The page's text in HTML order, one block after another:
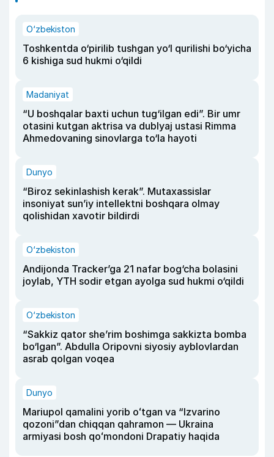
O‘zbekiston
Toshkentda o‘pirilib tushgan yo‘l qurilishi bo‘yicha
6 kishiga sud hukmi o‘qildi
Madaniyat
“U boshqalar baxti uchun tug‘ilgan edi”. Bir umr
otasini kutgan aktrisa va dublyaj ustasi Rimma
Ahmedovaning sinovlarga to‘la hayoti
Dunyo
“Biroz sekinlashish kerak”. Mutaxassislar
insoniyat sun’iy intellektni boshqara olmay
qolishidan xavotir bildirdi
O‘zbekiston
Andijonda Tracker’ga 21 nafar bog‘cha bolasini
joylab, YTH sodir etgan ayolga sud hukmi o‘qildi
O‘zbekiston
“Sakkiz qator she’rim boshimga sakkizta bomba
bo‘lgan”. Abdulla Oripovni siyosiy ayblovlardan
asrab qolgan voqea
Dunyo
Mariupol qamalini yorib oʻtgan va “Izvarino
qozoni”dan chiqqan qahramon — Ukraina
armiyasi bosh qoʻmondoni Drapatiy haqida